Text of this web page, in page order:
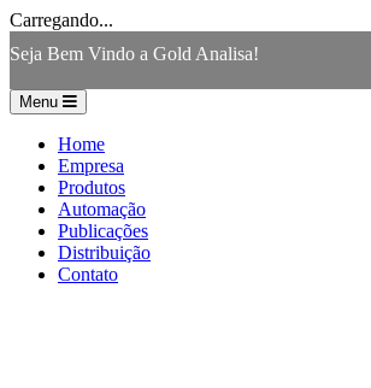
Carregando...
Seja Bem Vindo a Gold Analisa!
Menu
Home
Empresa
Produtos
Automação
Publicações
Distribuição
Contato